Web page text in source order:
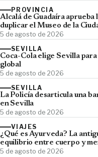
PROVINCIA
Alcalá de Guadaíra aprueba
duplicar el Museo de la
5 de agosto de 2026
SEVILLA
Coca-Cola elige Sevilla
global
5 de agosto de 2026
SEVILLA
La Policía desarticula una
en Sevilla
5 de agosto de 2026
VIAJES
¿Qué es Ayurveda? La
equilibrio entre cuerpo y
5 de agosto de 2026